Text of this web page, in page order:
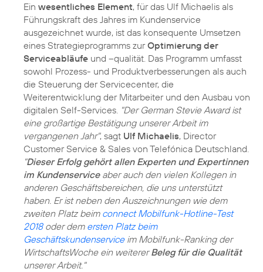
Ein wesentliches Element, für das Ulf Michaelis als
Führungskraft des Jahres im Kundenservice
ausgezeichnet wurde, ist das konsequente Umsetzen
eines Strategieprogramms zurOptimierung der
Serviceabläufe und –qualität. Das Programm umfasst
sowohl Prozess- und Produktverbesserungen als auch
die Steuerung der Servicecenter, die
Weiterentwicklung der Mitarbeiter und den Ausbau von
digitalen Self-Services. "Der German Stevie Award ist
eine großartige Bestätigung unserer Arbeit im
vergangenen Jahr", sagt Ulf Michaelis, Director
Customer Service & Sales von Telefónica Deutschland.
"Dieser Erfolg gehört allen Experten und Expertinnen
im Kundenserviceaber auch den vielen Kollegen in
anderen Geschäftsbereichen, die uns unterstützt
haben. Er ist neben den Auszeichnungen wie dem
zweiten Platz beim connect Mobilfunk-Hotline-Test
2018oder dem ersten Platz beim
Geschäftskundenserviceim Mobilfunk-Ranking der
WirtschaftsWoche ein weitererBeleg für die Qualität
unserer Arbeit."